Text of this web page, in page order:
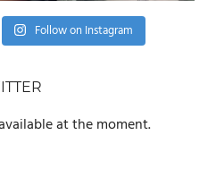
Follow on Instagram
at the moment.